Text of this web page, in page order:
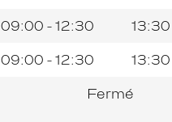
09:00 - 12:30
09:00 - 12:30
Fermé